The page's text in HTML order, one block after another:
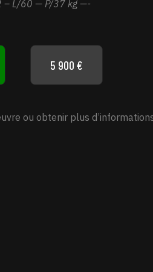
– L/60 — P/37 kg —-
5 900 €
ou obtenir plus